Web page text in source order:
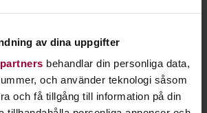
av dina uppgifter
behandlar din personliga data,
och använder teknologi såsom
och få tillgång till information på din